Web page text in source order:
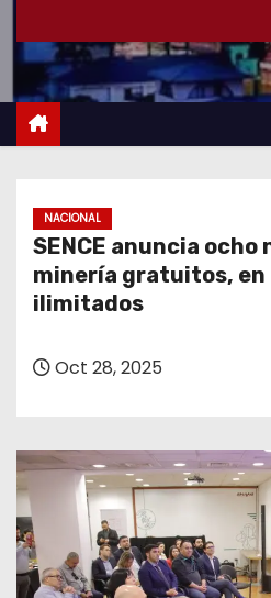
NACIONAL
SENCE anuncia ocho
minería gratuitos, en
ilimitados
Oct 28, 2025